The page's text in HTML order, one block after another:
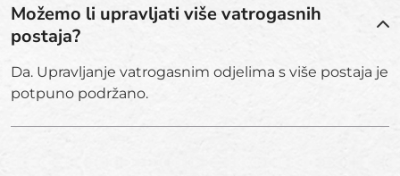
Možemo li upravljati više vatrogasnih
postaja?
Da. Upravljanje vatrogasnim odjelima s više postaja je
potpuno podržano.